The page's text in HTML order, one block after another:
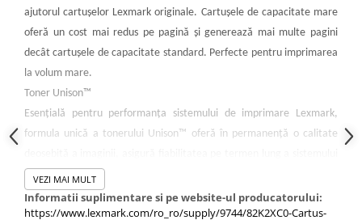
Accesorii monitoare
Componente
Placi video
Placi de baza
Memorii RAM
Hard disk-uri interne
Surse
ajutorul cartuşelor Lexmark originale. Cartuşele de capacitate mare
oferă un cost mai redus pe pagină şi generează mai multe pagini
decât cartuşele de capacitate standard. Perfecte pentru imprimarea
la volum mare.
Toner Unison™
Esenţială pentru performanţa sistemului de imprimare Lexmark,
formula unică a tonerului Unison™ oferă în permanenţă o calitate
de imprimare şi promovează o durabilitate superioară - toate
acestea în cadrul unui sistem de imprimare inovator, care nu necesită
scuturarea cartuşului.
VEZI MAI MULT
Informatii suplimentare si pe website-ul producatorului:
https://www.lexmark.com/ro_ro/supply/9744/82K2XC0-Cartus-